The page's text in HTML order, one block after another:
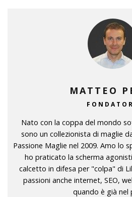
MATTEO
Nato con la coppa del mondo
sono un collezionista di maglie
Passione Maglie nel 2009. Amo lo
ho praticato la scherma
calcetto in difesa per "colpa" di
passioni anche internet, SEO,
quando è già nel